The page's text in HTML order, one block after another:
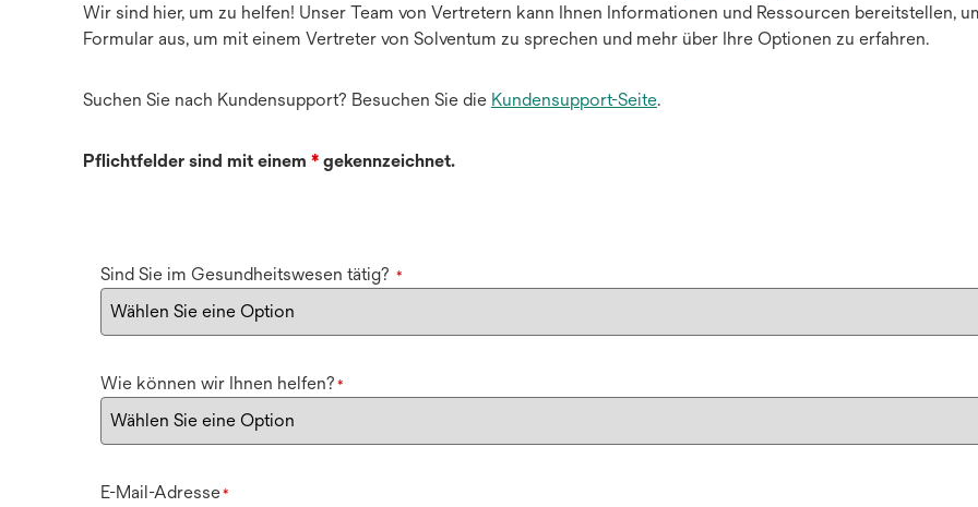
Wir sind hier, um zu helfen! Unser Team von Vertretern kann Ihnen Informationen und Ressourcen bereitstellen,
Formular aus, um mit einem Vertreter von Solventum zu sprechen und mehr über Ihre Optionen zu erfahren.
Suchen Sie nach Kundensupport? Besuchen Sie die Kundensupport-Seite.
Pflichtfelder sind mit einem * gekennzeichnet.
Sind Sie im Gesundheitswesen tätig? *
Wie können wir Ihnen helfen? *
E-Mail-Adresse*